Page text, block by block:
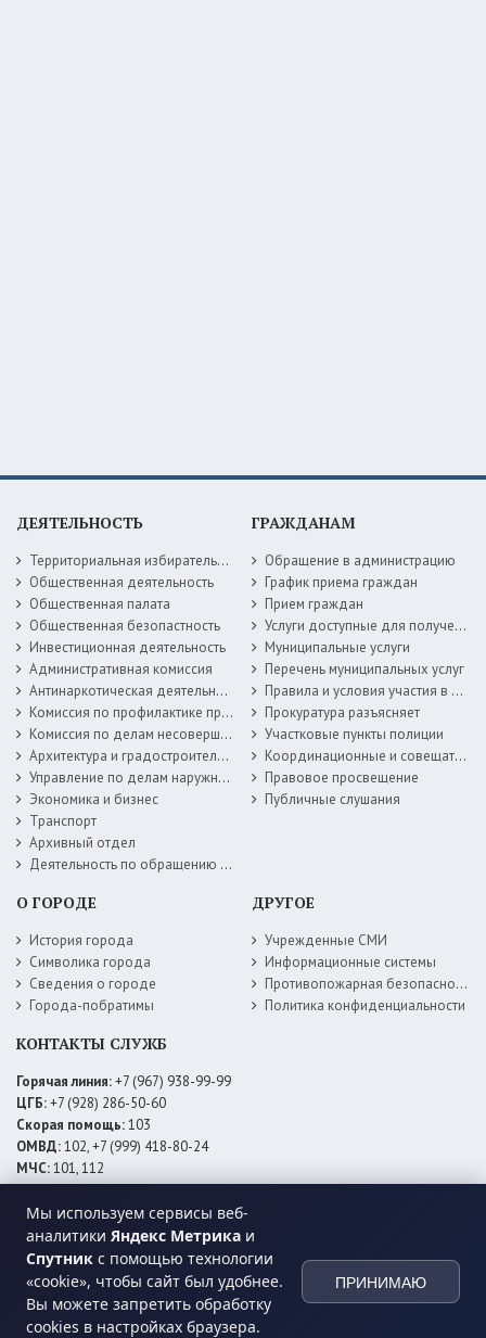
Мы используем сервисы веб-
аналитики Яндекс Метрика и
Спутник с помощью технологии
«cookie», чтобы сайт был удобнее.
Вы можете запретить обработку
cookies в настройках браузера.
ПРИНИМАЮ
ДЕЯТЕЛЬНОСТЬ
Территориальная избирательная комиссия
Общественная деятельность
Общественная палата
Общественная безопастность
Инвестиционная деятельность
Административная комиссия
Антинаркотическая деятельность
Комиссия по профилактике правонарушений
Комиссия по делам несовершеннолетних
Архитектура и градостроительство
Управление по делам наружной рекламы
Экономика и бизнес
Транспорт
Архивный отдел
Деятельность по обращению с животными без владельцев
ГРАЖДАНАМ
Обращение в администрацию
График приема граждан
Прием граждан
Услуги доступные для получения в электронной форме
Муниципальные услуги
Перечень муниципальных услуг
Правила и условия участия в жилищных программах
Прокуратура разъясняет
Участковые пункты полиции
Координационные и совещательные органы
Правовое просвещение
Публичные слушания
О ГОРОДЕ
История города
Символика города
Сведения о городе
Города-побратимы
ДРУГОЕ
Учрежденные СМИ
Информационные системы
Противопожарная безопасность
Политика конфиденциальности
КОНТАКТЫ СЛУЖБ
Горячая линия:+7 (967) 938-99-99
ЦГБ:+7 (928) 286-50-60
Скорая помощь:103
ОМВД:102, +7 (999) 418-80-24
МЧС:101, 112
ЕДДС:+7 (928) 576-09-83
Электросети:+7 (800) 220-02-20
Даггаз:+7 (928) 980-64-04
Горводоснаб: +7 (928) 559-59-74
Теплоснаб: +7 (928) 873-27-09
МФЦ:+7 (938) 777-82-44